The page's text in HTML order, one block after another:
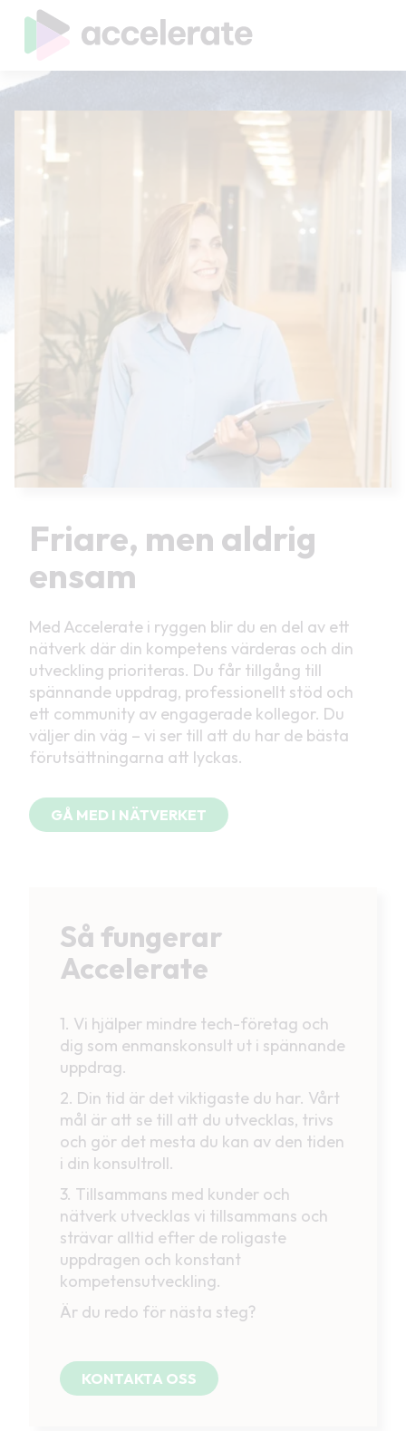
Friare, men aldrig
ensam
Med Accelerate i ryggen blir du en del av ett
nätverk där din kompetens värderas och din
utveckling prioriteras. Du får tillgång till
spännande uppdrag, professionellt stöd och
ett community av engagerade kollegor. Du
väljer din väg – vi ser till att du har de bästa
förutsättningarna att lyckas.
GÅ MED I NÄTVERKET
Så fungerar
Accelerate
1. Vi hjälper mindre tech-företag och
dig som enmanskonsult ut i spännande
uppdrag.
2. Din tid är det viktigaste du har. Vårt
mål är att se till att du utvecklas, trivs
och gör det mesta du kan av den tiden
i din konsultroll.
3. Tillsammans med kunder och
nätverk utvecklas vi tillsammans och
strävar alltid efter de roligaste
uppdragen och konstant
kompetensutveckling.
Är du redo för nästa steg?
KONTAKTA OSS